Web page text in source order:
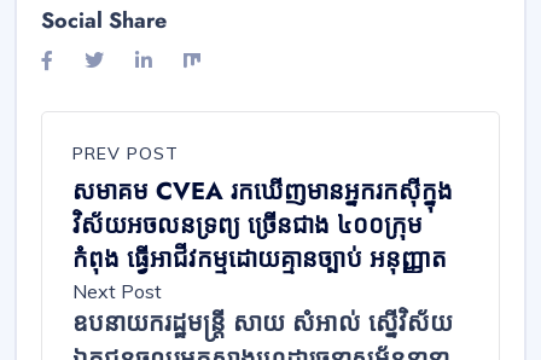
Social Share
PREV POST
សមាគម CVEA រកឃើញមានអ្នករកស៊ីក្នុង
វិស័យអចលនទ្រព្យ ច្រើនជាង ៤០០ក្រុម
កំពុង ធ្វើអាជីវកម្មដោយគ្មានច្បាប់ អនុញ្ញាត
Next Post
ឧបនាយករដ្ឋមន្ត្រី សាយ សំអាល់ ស្នើវិស័យ